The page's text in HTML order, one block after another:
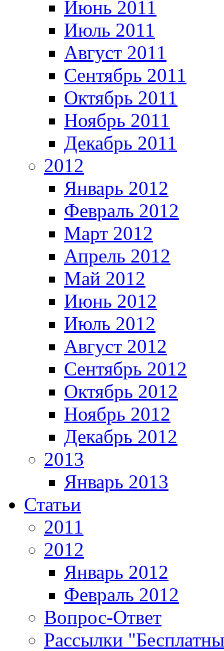
Июнь 2011
Июль 2011
Август 2011
Сентябрь 2011
Октябрь 2011
Ноябрь 2011
Декабрь 2011
2012
Январь 2012
Февраль 2012
Март 2012
Апрель 2012
Май 2012
Июнь 2012
Июль 2012
Август 2012
Сентябрь 2012
Октябрь 2012
Ноябрь 2012
Декабрь 2012
2013
Январь 2013
Статьи
2011
2012
Январь 2012
Февраль 2012
Вопрос-Ответ
Рассылки